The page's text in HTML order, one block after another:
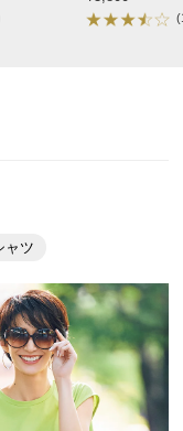
商品の測定について
機は使用できません）
で「大きめだった」
ところがある。
普段のサイズ : L
いますが、これは
。ゆったり体型カ
です。買って良
ベスト
ャツ